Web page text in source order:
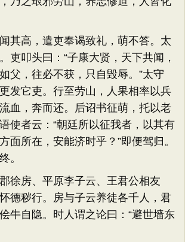
高，遣吏奉谒致礼，萌不答。太
吏叩头曰：“子康大贤，天下共闻，
父，往必不获，只自毁辱。”太守
发它吏。行至劳山，人果相率以兵
血，奔而还。后诏书征萌，托以老
使者云：“朝廷所以征我者，以其有
面所在，安能济时乎？”即便驾归。
。
房、平原李子云、王君公相友
德秽行。房与子云养徒各千人，君
牛自隐。时人谓之论曰：“避世墙东